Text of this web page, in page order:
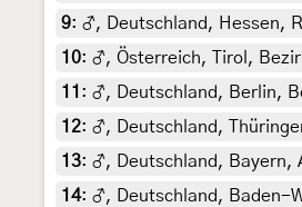
9: ♂, Deutschland, Hessen,
10: ♂, Österreich, Tirol,
11 : ♂, Deutschland, Berlin,
12: ♂, Deutschland,
13: ♂, Deutschland, Bayern,
14: ♂, Deutschland, Baden-